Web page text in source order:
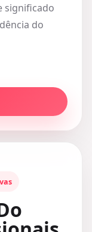
significado
do